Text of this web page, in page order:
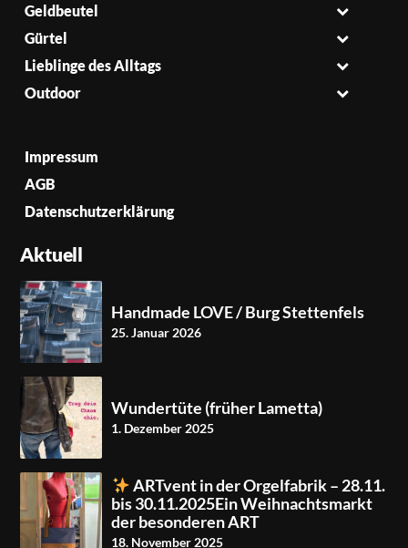
Geldbeutel
Gürtel
Lieblinge des Alltags
Outdoor
Impressum
AGB
Datenschutzerklärung
Aktuell
Handmade LOVE / Burg Stettenfels
25. Januar 2026
Wundertüte (früher Lametta)
1. Dezember 2025
ARTvent in der Orgelfabrik – 28.11.
bis 30.11.2025Ein Weihnachtsmarkt
der besonderen ART
18. November 2025